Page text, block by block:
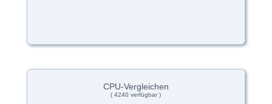
CPU-Vergleichen
( 4240 verfügbar )